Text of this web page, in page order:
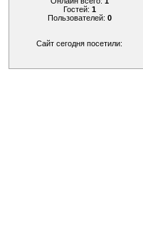
Гостей: 1
Пользователей: 0
Сайт сегодня посетили: